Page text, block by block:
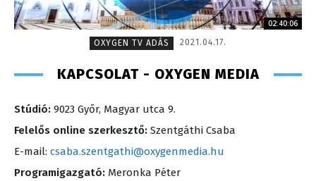
02:40:06
OXYGEN TV ADÁS
2021.04.17.
KAPCSOLAT - OXYGEN MEDIA
Stúdió: 9023 Győr, Magyar utca 9.
Felelős online szerkesztő: Szentgáthi Csaba
E-mail: csaba.szentgathi@oxygenmedia.hu
Programigazgató: Meronka Péter